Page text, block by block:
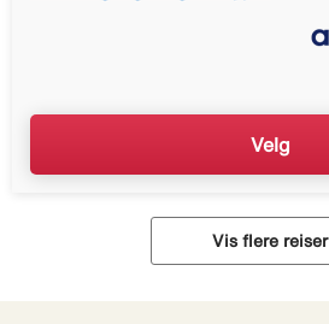
Velg
Vis flere reiser